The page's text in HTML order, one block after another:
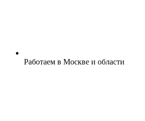
Работаем в Москве и области